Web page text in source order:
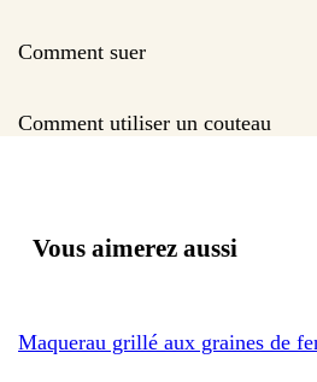
Comment suer
Comment utiliser un couteau
Vous aimerez aussi
Maquerau grillé aux graines de